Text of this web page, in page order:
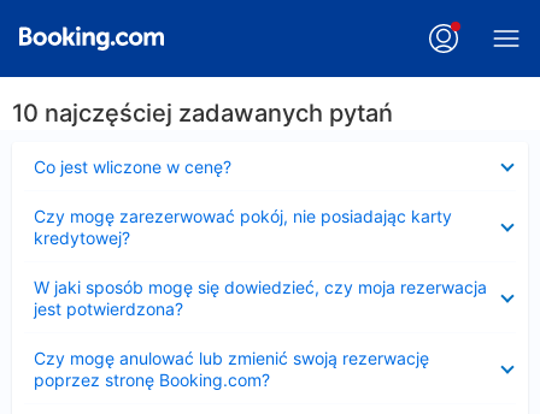
10 najczęściej zadawanych pytań
Co jest wliczone w cenę?
Czy mogę zarezerwować pokój, nie posiadając karty
kredytowej?
W jaki sposób mogę się dowiedzieć, czy moja rezerwacja
jest potwierdzona?
Czy mogę anulować lub zmienić swoją rezerwację
poprzez stronę Booking.com?